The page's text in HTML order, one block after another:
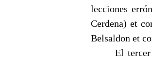
lecciones
Cerdena) et
Belsaldon et
El